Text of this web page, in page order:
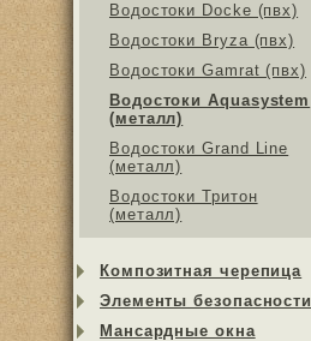
Водостоки Docke (пвх)
Водостоки Bryza (пвх)
Водостоки Gamrat (пвх)
Водостоки Aquasystem
(металл)
Водостоки Grand Line
(металл)
Водостоки Тритон
(металл)
Композитная черепица
Элементы безопасности
Мансардные окна